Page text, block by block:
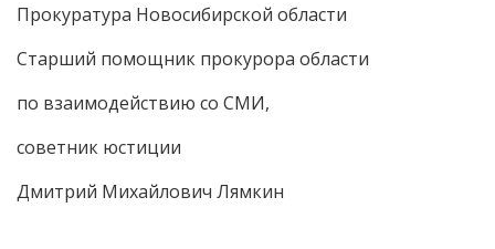
Прокуратура Новосибирской области
Старший помощник прокурора области
по взаимодействию со СМИ,
советник юстиции
Дмитрий Михайлович Лямкин